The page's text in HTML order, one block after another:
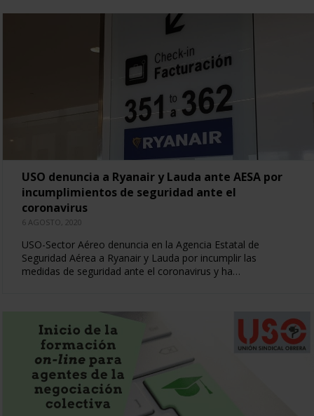
USO denuncia a Ryanair y Lauda ante AESA por
incumplimientos de seguridad ante el
coronavirus
6 AGOSTO, 2020
USO-Sector Aéreo denuncia en la Agencia Estatal de
Seguridad Aérea a Ryanair y Lauda por incumplir las
medidas de seguridad ante el coronavirus y ha…